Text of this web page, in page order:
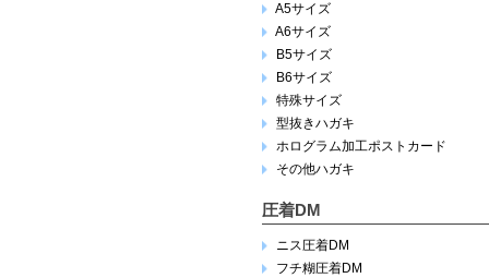
A5サイズ
A6サイズ
B5サイズ
B6サイズ
特殊サイズ
型抜きハガキ
ホログラム加工ポストカード
その他ハガキ
圧着DM
ニス圧着DM
フチ糊圧着DM